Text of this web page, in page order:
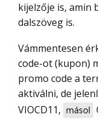
kijelzője is, amin
dalszöveg is.
Vámmentesen érkezik ingyen szállítással és promo
code-ot (kupon)
promo code a
aktiválni, de
VIOCD11, másol